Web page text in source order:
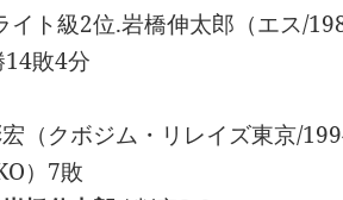
イト級2位.岩橋伸太郎（エス/
敗4分
（クボジム・リレイズ東京/
）7敗